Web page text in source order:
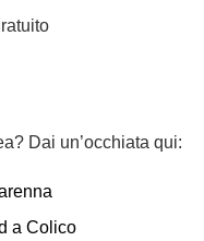
Dai un’occhiata qui:
a Colico